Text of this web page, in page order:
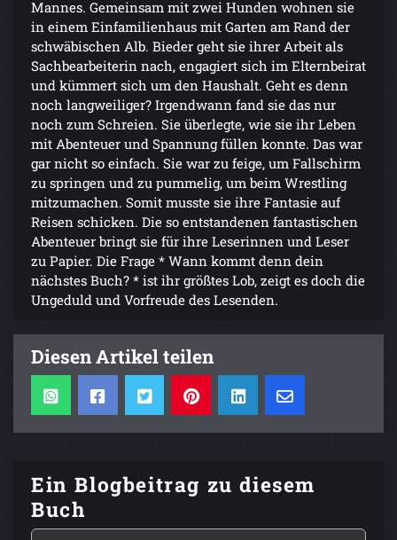
Mannes. Gemeinsam mit zwei Hunden wohnen sie
in einem Einfamilienhaus mit Garten am Rand der
schwäbischen Alb. Bieder geht sie ihrer Arbeit als
Sachbearbeiterin nach, engagiert sich im Elternbeirat
und kümmert sich um den Haushalt. Geht es denn
noch langweiliger? Irgendwann fand sie das nur
noch zum Schreien. Sie überlegte, wie sie ihr Leben
mit Abenteuer und Spannung füllen konnte. Das war
gar nicht so einfach. Sie war zu feige, um Fallschirm
zu springen und zu pummelig, um beim Wrestling
mitzumachen. Somit musste sie ihre Fantasie auf
Reisen schicken. Die so entstandenen fantastischen
Abenteuer bringt sie für ihre Leserinnen und Leser
zu Papier. Die Frage * Wann kommt denn dein
nächstes Buch? * ist ihr größtes Lob, zeigt es doch die
Ungeduld und Vorfreude des Lesenden.
Diesen Artikel teilen
Ein Blogbeitrag zu diesem
Buch